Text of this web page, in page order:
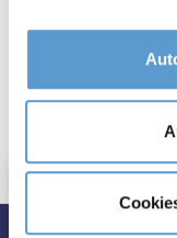
ECHINACEA
'Fountain